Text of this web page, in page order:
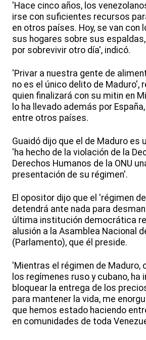
'Hace cinco años, los
irse con suficientes recursos
en otros países. Hoy, se van con
sus hogares sobre sus
por sobrevivir otro día', indicó.
'Privar a nuestra gente de
no es el único delito de Maduro',
quien finalizará con su mitin en
lo ha llevado además por
entre otros países.
Guaidó dijo que el de Maduro es
'ha hecho de la violación de la
Derechos Humanos de la ONU
presentación de su régimen'.
El opositor dijo que el 'régimen
detendrá ante nada para
última institución democrática
alusión a la Asamblea Nacional
(Parlamento), que él preside.
'Mientras el régimen de Maduro,
los regímenes ruso y cubano, ha
bloquear la entrega de los
para mantener la vida, me
que hemos estado haciendo
en comunidades de toda